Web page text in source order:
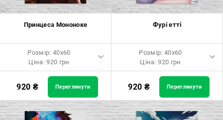
Принцеса Мононоке
Розмір: 40x60
Ціна: 920 грн
Розмір: 40x60 Ціна: 920 грн
Розмір: 60x90 Ціна: 1650 грн
920 ₴ Переглянути
Фурі етті
Розмір: 40x60
Ціна: 920 грн
Розмір: 40x60 Ціна: 920 грн
Розмір: 60x90 Ціна: 1650 грн
920 ₴ Переглянути